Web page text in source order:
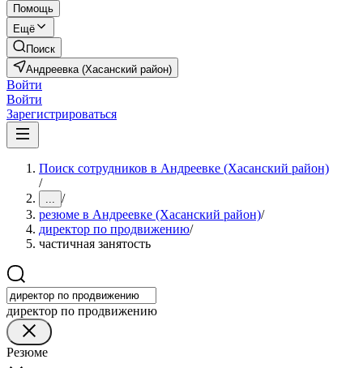
Помощь
Ещё
Поиск
Андреевка (Хасанский район)
Войти
Войти
Зарегистрироваться
Поиск сотрудников в Андреевке (Хасанский район)
/
... /
резюме в Андреевке (Хасанский район)/
директор по продвижению/
частичная занятость
директор по продвижению
Резюме